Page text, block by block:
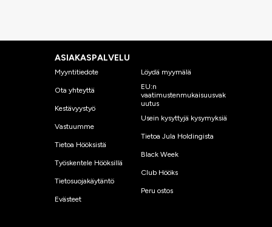
ASIAKASPALVELU
Myyntitiedote
Ota yhteyttä
Kestävyystyö
Vastuumme
Tietoa Hööksistä
Työskentele Hööksillä
Tietosuojakäytäntö
Evästeet
Löydä myymälä
EU:n
vaatimustenmukaisuusvak
uutus
Usein kysyttyjä kysymyksiä
Tietoa Jula Holdingista
Black Week
Club Hööks
Peru ostos